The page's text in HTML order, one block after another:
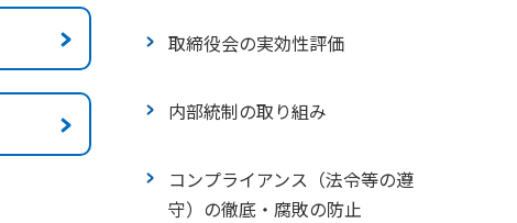
生物多様性保全への取り組み
企業風土改革・キャリア形成支
ダイバーシティ・柔軟な働き方
取締役会の実効性評価
内部統制の取り組み
コンプライアンス（法令等の遵
守）の徹底・腐敗の防止